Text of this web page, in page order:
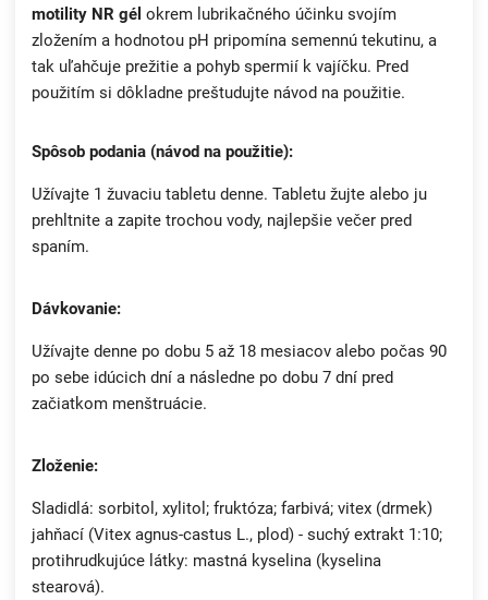
motility NR gél okrem lubrikačného účinku svojím
zložením a hodnotou pH pripomína semennú tekutinu, a
tak uľahčuje prežitie a pohyb spermií k vajíčku. Pred
použitím si dôkladne preštudujte návod na použitie.
Spôsob podania (návod na použitie):
Užívajte 1 žuvaciu tabletu denne. Tabletu žujte alebo ju
prehltnite a zapite trochou vody, najlepšie večer pred
spaním.
Dávkovanie:
Užívajte denne po dobu 5 až 18 mesiacov alebo počas 90
po sebe idúcich dní a následne po dobu 7 dní pred
začiatkom menštruácie.
Zloženie:
Sladidlá: sorbitol, xylitol; fruktóza; farbivá; vitex (drmek)
jahňací (Vitex agnus-castus L., plod) - suchý extrakt 1:10;
protihrudkujúce látky: mastná kyselina (kyselina
stearová).